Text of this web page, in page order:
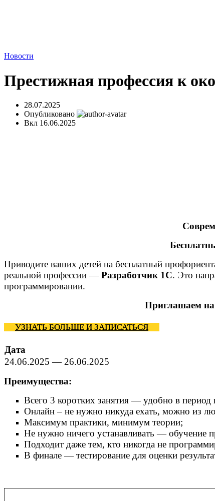
Новости
Престижная профессия к
28.07.2025
Опубликовано
Вкл 16.06.2025
Приводите ваших детей на бесплатный
реальной профессии —Разработчик 1С. Это
программировании.
Приглашаем на
УЗНАТЬ БОЛЬШЕ И ЗАПИСАТЬСЯ
Дата
24.06.2025 — 26.06.2025
Преимущества:
Всего 3 коротких занятия — удобно в период
Онлайн – не нужно никуда ехать, можно из
Максимум практики, минимум теории;
Не нужно ничего устанавливать — обучение
Подходит даже тем, кто никогда не
В финале — тестирование для оценки